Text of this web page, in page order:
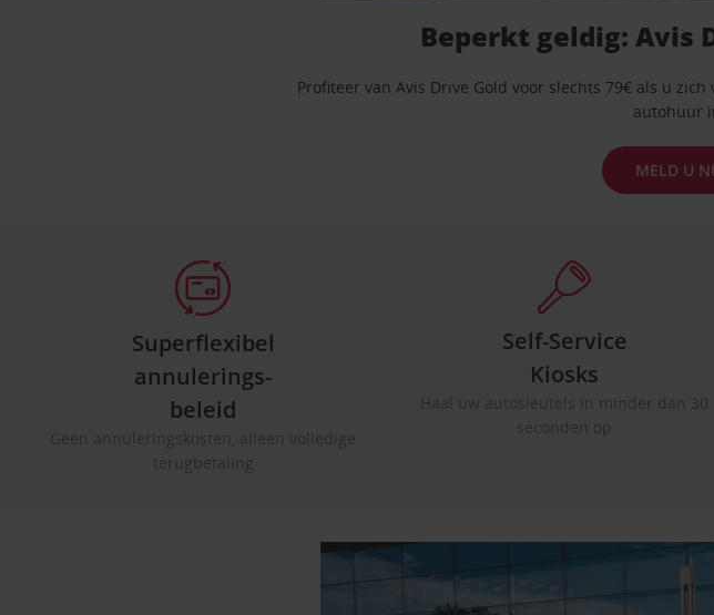
Beperkt geldig: Avis
Profiteer van Avis Drive Gold voor slechts 79€ als u
autohuur
MELD U
Superflexibel
annulerings-
beleid
Geen annuleringskosten, alleen volledige
terugbetaling
Self-Service
Kiosks
Haal uw autosleutels in minder dan 30
seconden op